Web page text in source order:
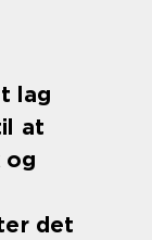
lag
at
og
det